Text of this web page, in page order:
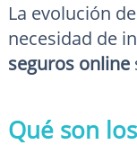
La evolución
necesidad de
seguros online
Qué son